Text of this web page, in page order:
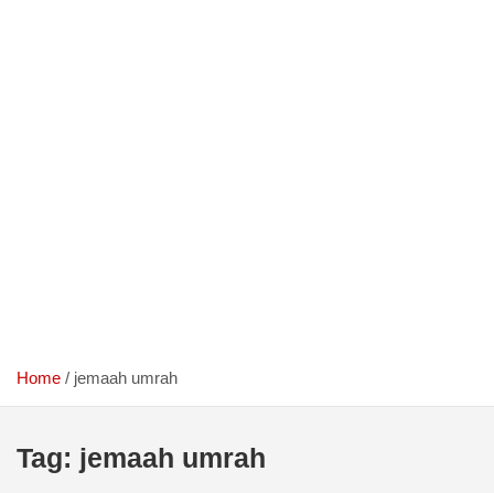
Home jemaah umrah
Tag: jemaah umrah